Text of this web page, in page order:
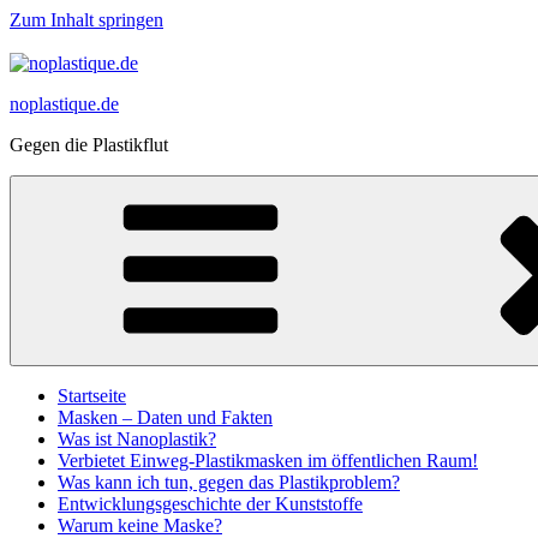
Zum Inhalt springen
noplastique.de
Gegen die Plastikflut
Startseite
Masken – Daten und Fakten
Was ist Nanoplastik?
Verbietet Einweg-Plastikmasken im öffentlichen Raum!
Was kann ich tun, gegen das Plastikproblem?
Entwicklungsgeschichte der Kunststoffe
Warum keine Maske?